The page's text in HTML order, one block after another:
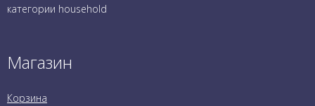
категории household
Магазин
Корзина